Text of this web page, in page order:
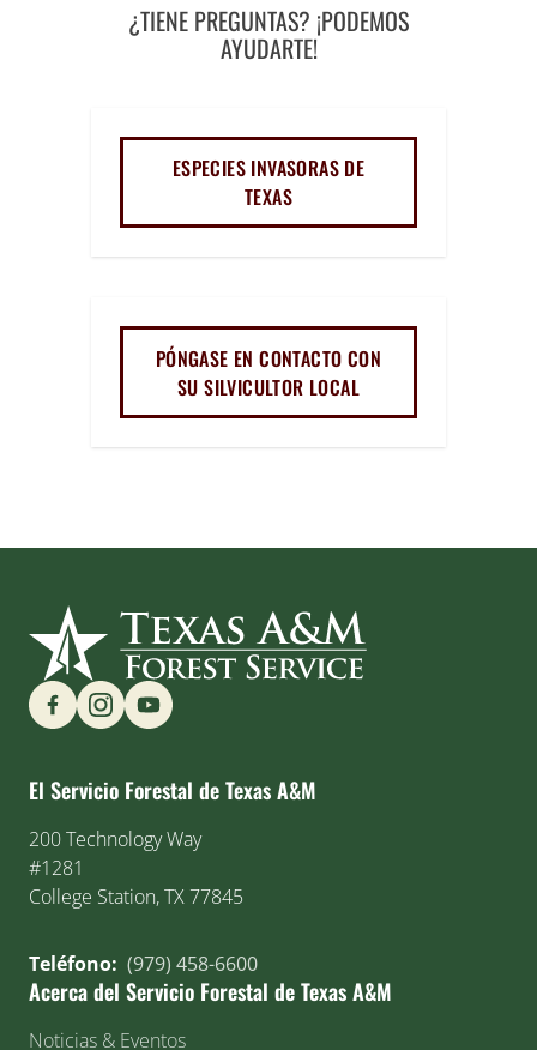
¿TIENE PREGUNTAS? ¡PODEMOS
AYUDARTE!
ESPECIES INVASORAS DE
TEXAS
PÓNGASE EN CONTACTO CON
SU SILVICULTOR LOCAL
Find us on Social Media
El Servicio Forestal de Texas A&M
200 Technology Way
#1281
College Station, TX 77845
Teléfono: (979) 458-6600
Acerca del Servicio Forestal de Texas A&M
Noticias & Eventos